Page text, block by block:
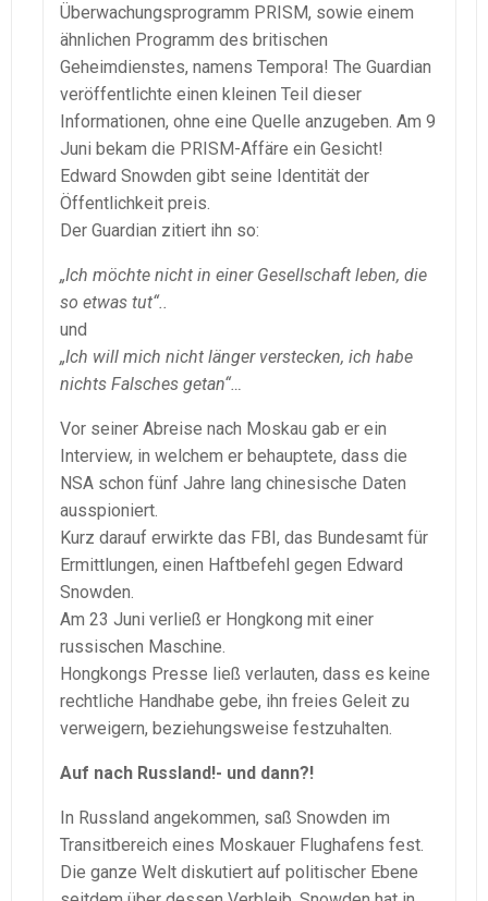
Überwachungsprogramm PRISM, sowie einem
ähnlichen Programm des britischen
Geheimdienstes, namens Tempora! The Guardian
veröffentlichte einen kleinen Teil dieser
Informationen, ohne eine Quelle anzugeben. Am 9
Juni bekam die PRISM-Affäre ein Gesicht!
Edward Snowden gibt seine Identität der
Öffentlichkeit preis.
Der Guardian zitiert ihn so:
„Ich möchte nicht in einer Gesellschaft leben, die
so etwas tut“..
und
„Ich will mich nicht länger verstecken, ich habe
nichts Falsches getan“…
Vor seiner Abreise nach Moskau gab er ein
Interview, in welchem er behauptete, dass die
NSA schon fünf Jahre lang chinesische Daten
ausspioniert.
Kurz darauf erwirkte das FBI, das Bundesamt für
Ermittlungen, einen Haftbefehl gegen Edward
Snowden.
Am 23 Juni verließ er Hongkong mit einer
russischen Maschine.
Hongkongs Presse ließ verlauten, dass es keine
rechtliche Handhabe gebe, ihn freies Geleit zu
verweigern, beziehungsweise festzuhalten.
Auf nach Russland!- und dann?!
In Russland angekommen, saß Snowden im
Transitbereich eines Moskauer Flughafens fest.
Die ganze Welt diskutiert auf politischer Ebene